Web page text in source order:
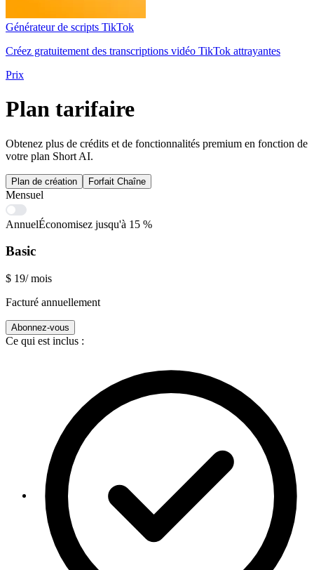
Générateur de scripts TikTok
Créez gratuitement des transcriptions vidéo TikTok attrayantes
Prix
Plan tarifaire
Obtenez plus de crédits et de fonctionnalités premium en fonction de
votre plan Short AI.
Plan de création Forfait Chaîne
Mensuel
AnnuelÉconomisez jusqu'à 15 %
Basic
$ 19/ mois
Facturé annuellement
Abonnez-vous
Ce qui est inclus :